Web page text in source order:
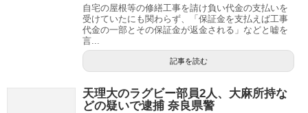
自宅の屋根等の修繕工事を請け負い代金の支払いを
受けていたにも関わらず、「保証金を支払えば工事
代金の一部とその保証金が返金される」などと嘘を
言...
記事を読む
天理大のラグビー部員2人、大麻所持な
どの疑いで逮捕 奈良県警